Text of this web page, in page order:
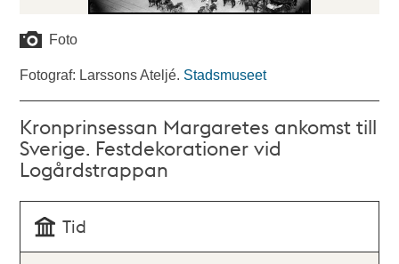
Foto
Fotograf: Larssons Ateljé. Stadsmuseet
Kronprinsessan Margaretes ankomst till
Sverige. Festdekorationer vid
Logårdstrappan
Tid